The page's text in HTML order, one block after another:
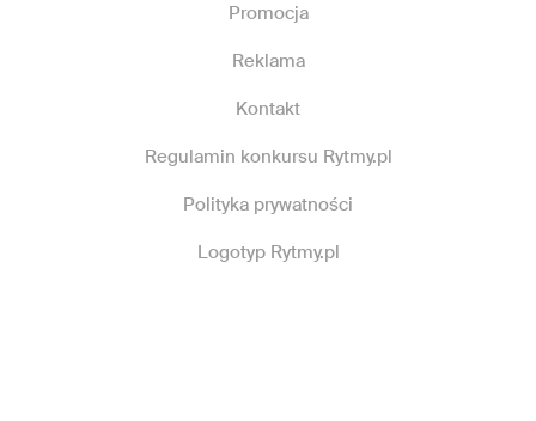
Promocja
Reklama
Kontakt
Regulamin konkursu Rytmy.pl
Polityka prywatności
Logotyp Rytmy.pl